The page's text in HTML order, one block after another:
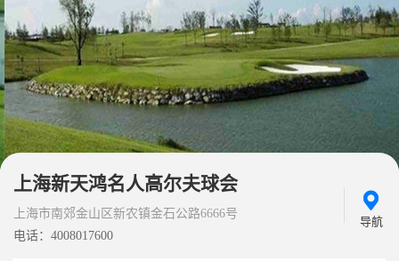
上海新天鸿名人高尔夫球会
上海市南郊金山区新农镇金石公路6666号
电话：4008017600
导航